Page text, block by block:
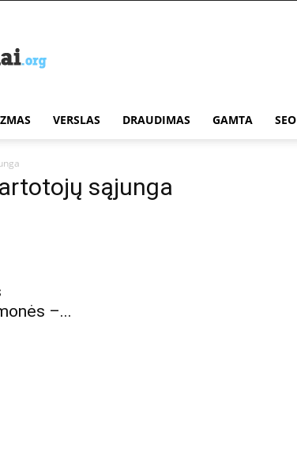
VERSLAS DRAUDIMAS GAMTA SEO
sąjunga
–...